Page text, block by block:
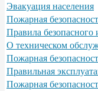
Эвакуация населения
Пожарная
Правила безопасного
О техническом
Пожарная
Правильная
Пожарная